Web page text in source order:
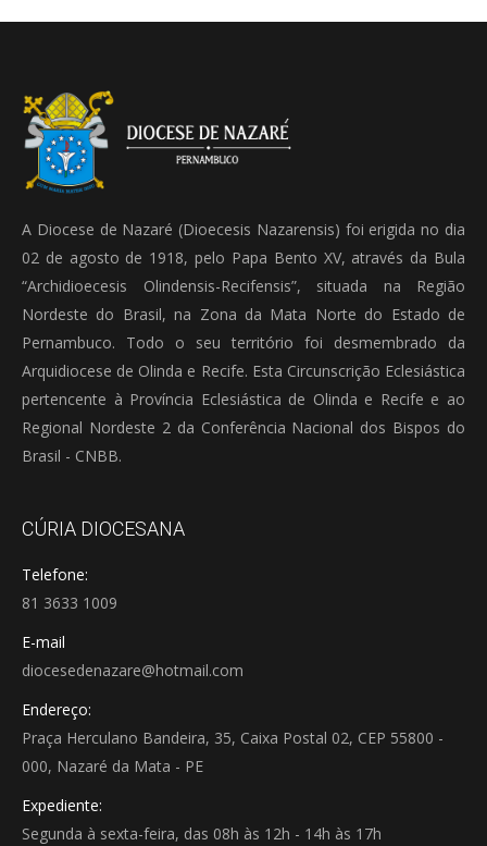
A Diocese de Nazaré (Dioecesis Nazarensis) foi erigida no dia
02 de agosto de 1918, pelo Papa Bento XV, através da Bula
“Archidioecesis Olindensis-Recifensis”, situada na Região
Nordeste do Brasil, na Zona da Mata Norte do Estado de
Pernambuco. Todo o seu território foi desmembrado da
Arquidiocese de Olinda e Recife. Esta Circunscrição Eclesiástica
pertencente à Província Eclesiástica de Olinda e Recife e ao
Regional Nordeste 2 da Conferência Nacional dos Bispos do
Brasil - CNBB.
CÚRIA DIOCESANA
Telefone:
81 3633 1009
E-mail
diocesedenazare@hotmail.com
Endereço:
Praça Herculano Bandeira, 35, Caixa Postal 02, CEP 55800 -
000, Nazaré da Mata - PE
Expediente:
Segunda à sexta-feira, das 08h às 12h - 14h às 17h